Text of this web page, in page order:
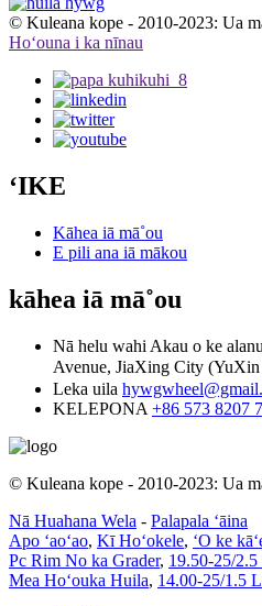
© Kuleana kope - 2010-2023: Ua
Hoʻouna i ka nīnau
ʻIKE
Kāhea iā mā˚ou
E pili ana iā mākou
kāhea iā mā˚ou
Nā helu wahi Akau o ke
Avenue, JiaXing City (YuXin
Leka uila
KELEPONA +86 573 8207
© Kuleana kope - 2010-2023: Ua
Nā Huahana Wela - Palapala ʻāina
Apo ʻaoʻao, Kī Hoʻokele, ʻO ke
Pc Rim No ka Grader, 19.50-25/
Mea Hoʻouka Huila, 14.00-25/1.5